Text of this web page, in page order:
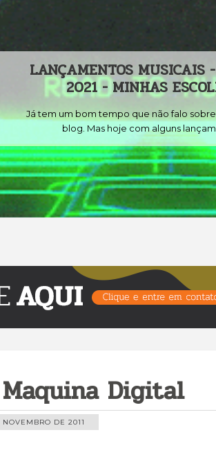
MUSICAIS - JANEIRO
2021 - MINHAS ESCOLHAS
bom tempo que não falo sobre música aqui no
Mas hoje com alguns lançamentos...
Digital
DE 2011